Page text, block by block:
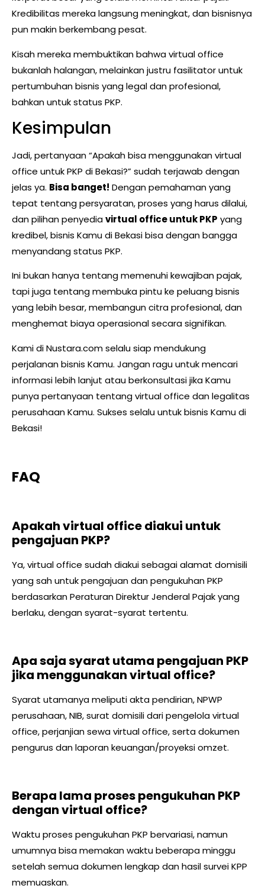
Kredibilitas mereka langsung meningkat, dan bisnisnya
pun makin berkembang pesat.
Kisah mereka membuktikan bahwa virtual office
bukanlah halangan, melainkan justru fasilitator untuk
pertumbuhan bisnis yang legal dan profesional,
bahkan untuk status PKP.
Kesimpulan
Jadi, pertanyaan “Apakah bisa menggunakan virtual
office untuk PKP di Bekasi?” sudah terjawab dengan
jelas ya. Bisa banget! Dengan pemahaman yang
tepat tentang persyaratan, proses yang harus dilalui,
dan pilihan penyediavirtual office untuk PKP yang
kredibel, bisnis Kamu di Bekasi bisa dengan bangga
menyandang status PKP.
Ini bukan hanya tentang memenuhi kewajiban pajak,
tapi juga tentang membuka pintu ke peluang bisnis
yang lebih besar, membangun citra profesional, dan
menghemat biaya operasional secara signifikan.
Kami di Nustara.com selalu siap mendukung
perjalanan bisnis Kamu. Jangan ragu untuk mencari
informasi lebih lanjut atau berkonsultasi jika Kamu
punya pertanyaan tentang virtual office dan legalitas
perusahaan Kamu. Sukses selalu untuk bisnis Kamu di
Bekasi!
FAQ
Apakah virtual office diakui untuk
pengajuan PKP?
Ya, virtual office sudah diakui sebagai alamat domisili
yang sah untuk pengajuan dan pengukuhan PKP
berdasarkan Peraturan Direktur Jenderal Pajak yang
berlaku, dengan syarat-syarat tertentu.
Apa saja syarat utama pengajuan PKP
jika menggunakan virtual office?
Syarat utamanya meliputi akta pendirian, NPWP
perusahaan, NIB, surat domisili dari pengelola virtual
office, perjanjian sewa virtual office, serta dokumen
pengurus dan laporan keuangan/proyeksi omzet.
Berapa lama proses pengukuhan PKP
dengan virtual office?
Waktu proses pengukuhan PKP bervariasi, namun
umumnya bisa memakan waktu beberapa minggu
setelah semua dokumen lengkap dan hasil survei KPP
memuaskan.